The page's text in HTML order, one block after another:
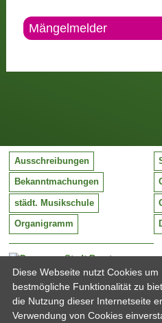
Mängelmelder
Stadt Barntrup
Mittelstraße 38
32683 Barntrup
Tel:
Email:
05263 / 409-0
Ausschreibungen
Bekanntmachungen
städt. Musikschule
Organigramm
Diese Webseite nutzt Cookies um
bestmögliche Funktionalität zu
die Nutzung dieser Internetseite
Verwendung von Cookies